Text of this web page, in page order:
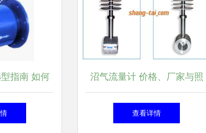
指南 如何
量计
沼气流量计 价格、厂家与照
片的选择指南*
查看详情